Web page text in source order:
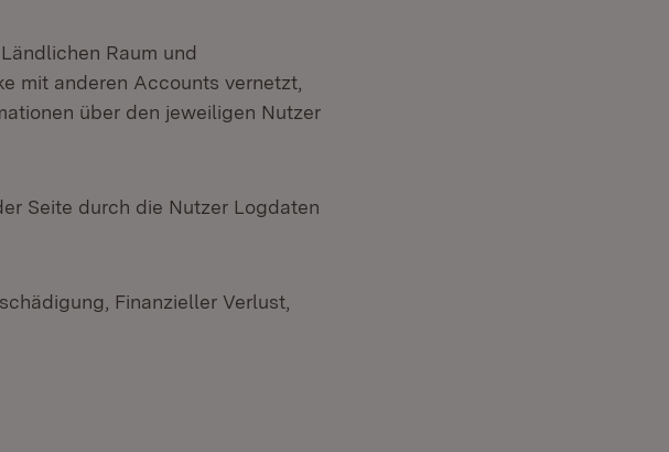
Raum und
mit anderen Accounts vernetzt,
über den jeweiligen Nutzer
Seite durch die Nutzer Logdaten
Finanzieller Verlust,